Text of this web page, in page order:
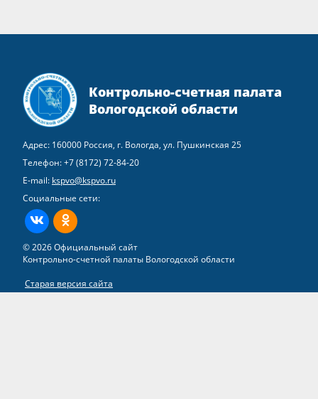
Контрольно-счетная палата
Вологодской области
Адрес: 160000 Россия, г. Вологда, ул. Пушкинская 25
Телефон:+7 (8172) 72-84-20
E-mail: kspvo@kspvo.ru
Социальные сети:
ВКонтактеОдноклассники
© 2026 Официальный сайт
Контрольно-счетной палаты Вологодской области
Старая версия сайта